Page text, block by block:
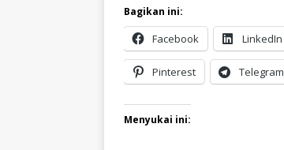
Bagikan ini:
Facebook LinkedIn
Pinterest Telegram
Menyukai ini: